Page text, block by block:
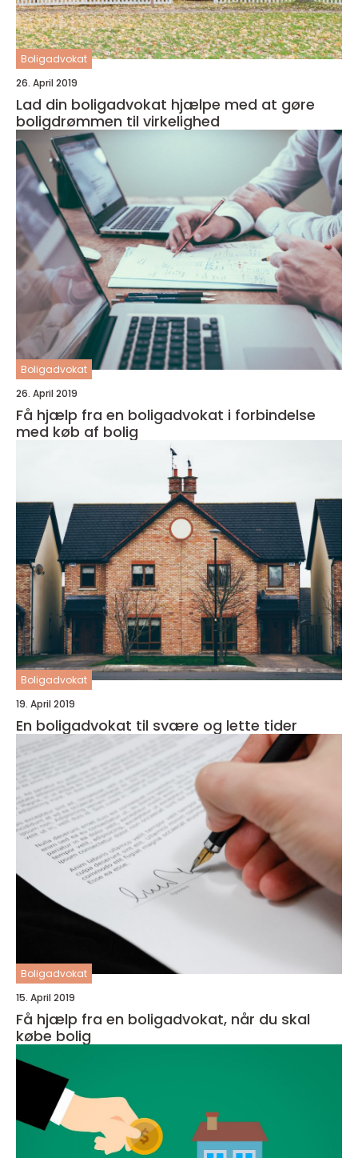
Boligadvokat
26. April 2019
Lad din boligadvokat hjælpe med at gøre
boligdrømmen til virkelighed
Boligadvokat
26. April 2019
Få hjælp fra en boligadvokat i forbindelse
med køb af bolig
Boligadvokat
19. April 2019
En boligadvokat til svære og lette tider
Boligadvokat
15. April 2019
Få hjælp fra en boligadvokat, når du skal
købe bolig